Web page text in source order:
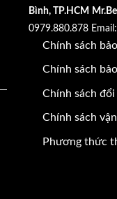
Bình, TP.HCM
0979.880.878 Email:
Chính sách
Chính sách
Chính sách
Chính sách
Phương thức